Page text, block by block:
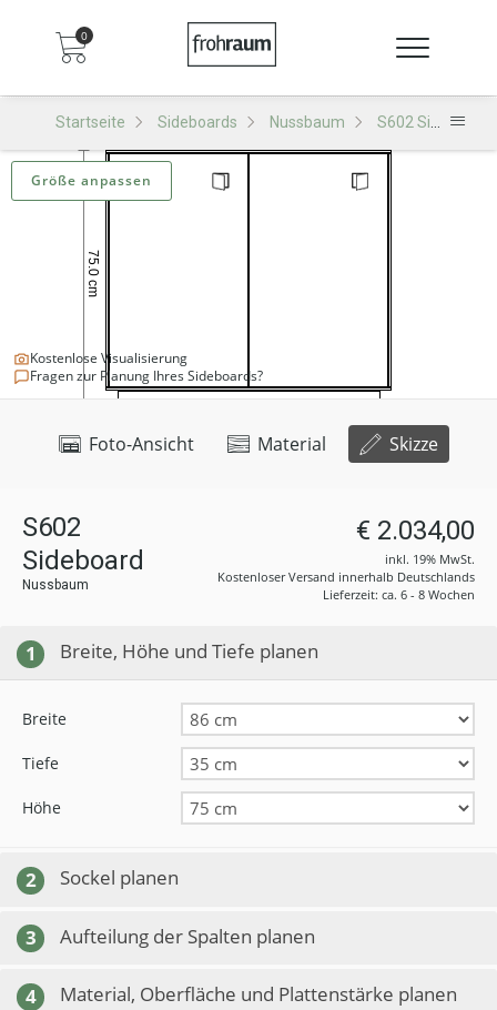
0
Startseite Sideboards Nussbaum S602 Sideboard
Foto-Ansicht Material Skizze
Kostenlose Visualisierung
Fragen zur Planung Ihres Sideboards?
Größe anpassen
S602
Sideboard
Nussbaum
€ 2.034,00
inkl. 19% MwSt.
Kostenloser Versand innerhalb Deutschlands
Lieferzeit: ca. 6 - 8 Wochen
1 Breite, Höhe und Tiefe planen
Breite
Tiefe
Höhe
2 Sockel planen
3 Aufteilung der Spalten planen
4 Material, Oberfläche und Plattenstärke planen